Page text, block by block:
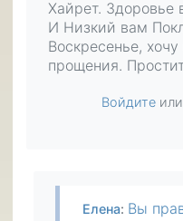
Хайрет. Здоровье
И Низкий вам
Воскресенье,
прощения.
Войдите или
Елена: Вы правы. Хайрет заслуживает уважение и большой